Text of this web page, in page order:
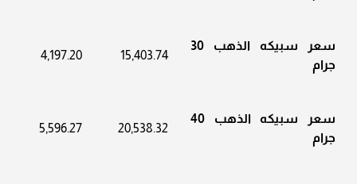
سعر سبيكه الذهب 30
جرام
15,403.74
4,197.20
سعر سبيكه الذهب 40
جرام
20,538.32
5,596.27